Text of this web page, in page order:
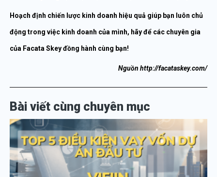
Hoạch định chiến lược kinh doanh hiệu quả giúp bạn luôn chủ
động trong việc kinh doanh của mình, hãy để các chuyên gia
của Facata Skey đồng hành cùng bạn!
Nguồn http://facataskey.com/
Bài viết cùng chuyên mục